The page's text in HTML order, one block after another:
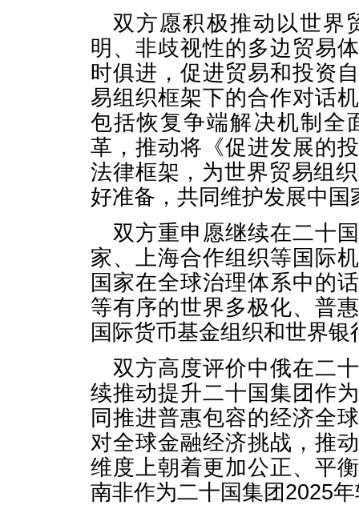
双方愿积极推动以世界
明、非歧视性的多边贸易
时俱进，促进贸易和投资
易组织框架下的合作对话
包括恢复争端解决机制全
革，推动将《促进发展的
法律框架，为世界贸易组
好准备，共同维护发展中国
双方重申愿继续在二十
家、上海合作组织等国际
国家在全球治理体系中的
等有序的世界多极化、普
国际货币基金组织和世界
双方高度评价中俄在二
续推动提升二十国集团作
同推进普惠包容的经济全
对全球金融经济挑战，推
维度上朝着更加公正、平
南非作为二十国集团2025